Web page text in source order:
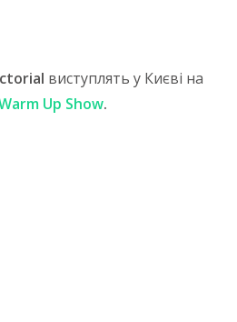
виступлять у Києві на
Up Show.